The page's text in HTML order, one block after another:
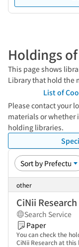
Holdings
This page shows
Library that hold the
List of
Please contact your
materials or whether
holding libraries.
other
CiNii Research
Search Service
Paper
You can check the
CiNii Research at this